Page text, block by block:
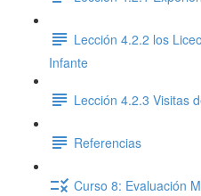
Lección 4.2.2 los
Infante
Lección 4.2.3 Visitas
Referencias
Curso 8: Evaluación